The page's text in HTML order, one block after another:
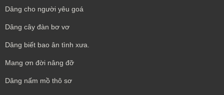
Dâng cho người yêu goá
Dâng cây đàn bơ vơ
Dâng biết bao ân tình xưa.
Mang ơn đời nâng đỡ
Dâng nấm mồ thô sơ